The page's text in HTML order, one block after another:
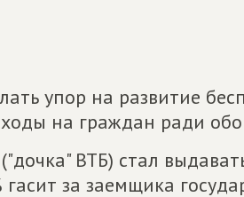
упор на развитие
на граждан ради
ВТБ) стал
за заемщика